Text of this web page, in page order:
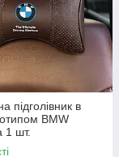
підголівник в
BMW
1 шт.